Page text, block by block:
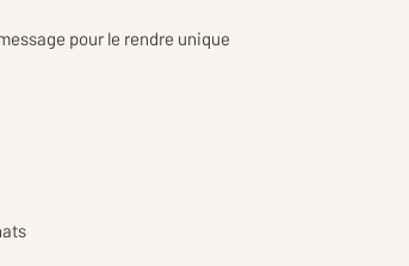
pour le rendre unique